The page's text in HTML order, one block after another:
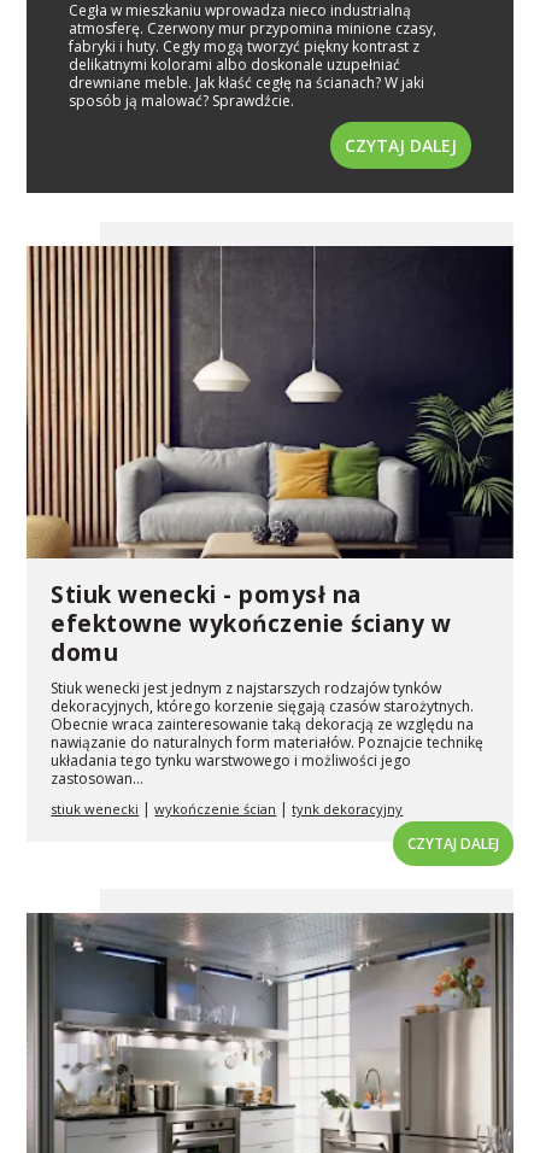
Cegła w mieszkaniu wprowadza nieco industrialną
atmosferę. Czerwony mur przypomina minione czasy,
fabryki i huty. Cegły mogą tworzyć piękny kontrast z
delikatnymi kolorami albo doskonale uzupełniać
drewniane meble. Jak kłaść cegłę na ścianach? W jaki
sposób ją malować? Sprawdźcie.
CZYTAJ DALEJ
Stiuk wenecki - pomysł na
efektowne wykończenie ściany w
domu
Stiuk wenecki jest jednym z najstarszych rodzajów tynków
dekoracyjnych, którego korzenie sięgają czasów starożytnych.
Obecnie wraca zainteresowanie taką dekoracją ze względu na
nawiązanie do naturalnych form materiałów. Poznajcie technikę
układania tego tynku warstwowego i możliwości jego
zastosowan...
stiuk wenecki |wykończenie ścian |tynk dekoracyjny
CZYTAJ DALEJ